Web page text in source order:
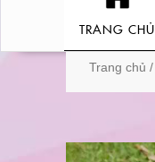
TRANG CHỦ
Trang chủ /